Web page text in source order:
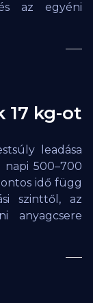
az egyéni
17 kg-ot
leadása
500–700
idő függ
szinttől, az
anyagcsere